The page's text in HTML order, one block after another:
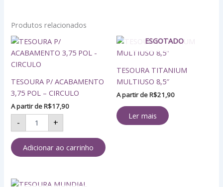
Produtos relacionados
TESOURA P/ ACABAMENTO
3,75 POL – CIRCULO
A partir deR$17,90
-
TESOURA
P/
ACABAMENTO
3,75
POL
-
quantidade
+
Adicionar ao carrinho
ESGOTADO
TESOURA TITANIUM
MULTIUSO 8,5″
A partir deR$21,90
Ler mais